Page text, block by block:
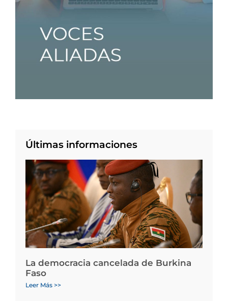
Últimas informaciones
La democracia cancelada de Burkina
Faso
Leer Más >>